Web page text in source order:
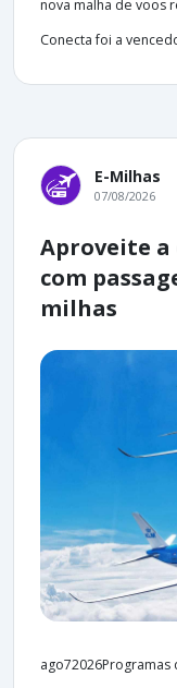
nova malha de voos
Conecta foi a
E-Milhas
07/08/2026
Aproveite
com
milhas